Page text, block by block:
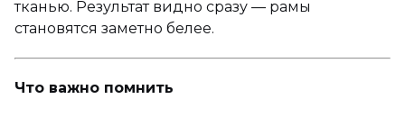
тканью. Результат видно сразу — рамы
становятся заметно белее.
Что важно помнить